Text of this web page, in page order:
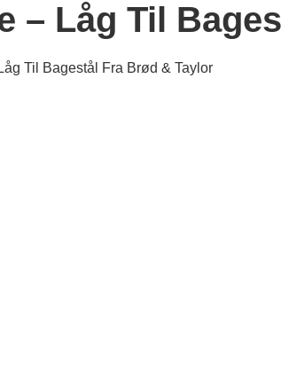
– Låg Til
Til Bagestål Fra Brød & Taylor